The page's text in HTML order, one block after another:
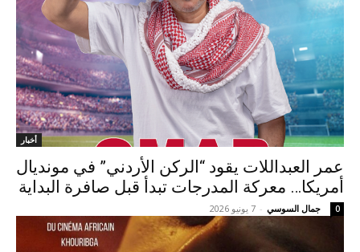
أخبار
عمر العبداللات يقود “الركن الأردني” في مونديال
أمريكا… معركة المدرجات تبدأ قبل صافرة البداية
جمال السوسي - 7 يونيو 2026 0